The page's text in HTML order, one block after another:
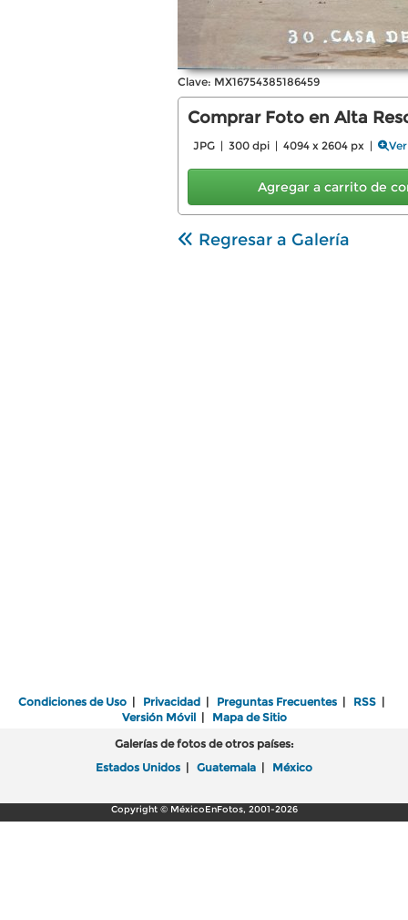
Clave: MX16754385186459
Comprar Foto en Alta
JPG | 300 dpi | 4094 x 2604 px |
Agregar a carrito de
Regresar a Galería
Condiciones de Uso Privacidad Preguntas Frecuentes RSS
Versión Móvil| Mapa de Sitio
Galerías de fotos de otros países:
Estados Unidos
Guatemala México
Copyright © MéxicoEnFotos, 2001-2026